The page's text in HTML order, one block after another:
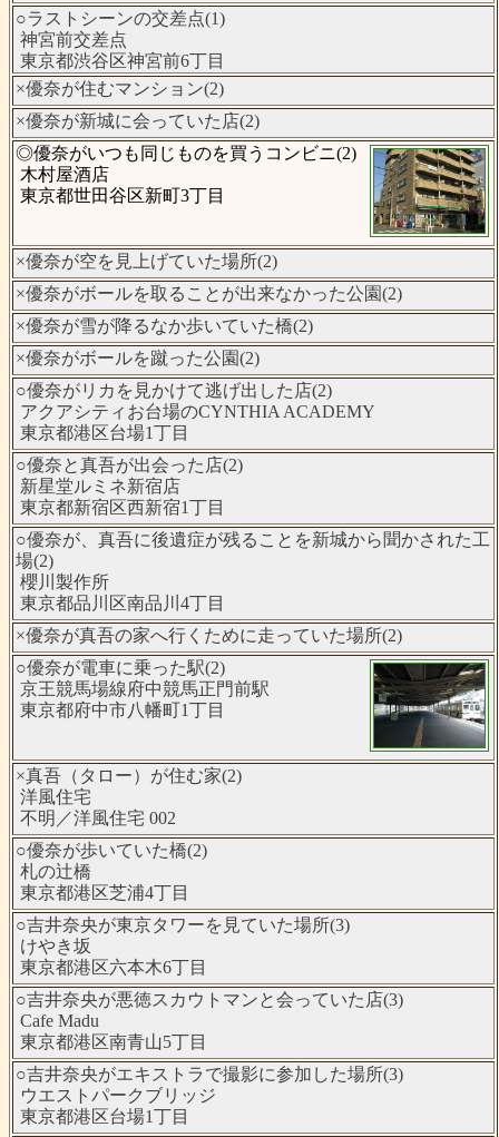
○ラストシーンの交差点(1)
神宮前交差点
東京都渋谷区神宮前6丁目
×優奈が住むマンション(2)
×優奈が新城に会っていた店(2)
◎優奈がいつも同じものを買うコンビニ(2)
木村屋酒店
東京都世田谷区新町3丁目
×優奈が空を見上げていた場所(2)
×優奈がボールを取ることが出来なかった公園(2)
×優奈が雪が降るなか歩いていた橋(2)
×優奈がボールを蹴った公園(2)
○優奈がリカを見かけて逃げ出した店(2)
アクアシティお台場のCYNTHIA ACADEMY
東京都港区台場1丁目
○優奈と真吾が出会った店(2)
新星堂ルミネ新宿店
東京都新宿区西新宿1丁目
○優奈が、真吾に後遺症が残ることを新城から聞かされた工
場(2)
櫻川製作所
東京都品川区南品川4丁目
×優奈が真吾の家へ行くために走っていた場所(2)
○優奈が電車に乗った駅(2)
京王競馬場線府中競馬正門前駅
東京都府中市八幡町1丁目
×真吾（タロー）が住む家(2)
洋風住宅
不明／洋風住宅 002
○優奈が歩いていた橋(2)
札の辻橋
東京都港区芝浦4丁目
○吉井奈央が東京タワーを見ていた場所(3)
けやき坂
東京都港区六本木6丁目
○吉井奈央が悪徳スカウトマンと会っていた店(3)
Cafe Madu
東京都港区南青山5丁目
○吉井奈央がエキストラで撮影に参加した場所(3)
ウエストパークブリッジ
東京都港区台場1丁目